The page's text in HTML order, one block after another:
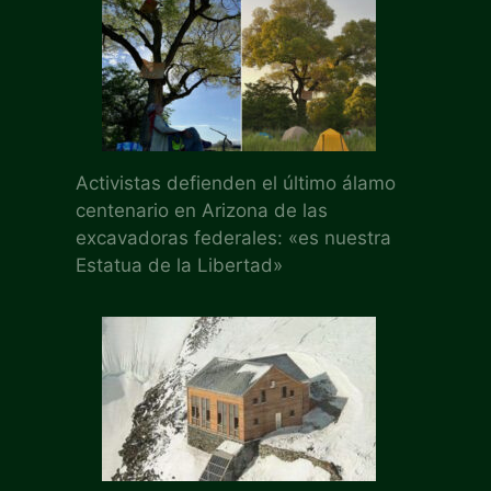
Activistas defienden el último álamo
centenario en Arizona de las
excavadoras federales: «es nuestra
Estatua de la Libertad»